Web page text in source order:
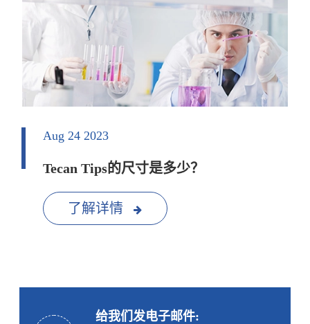
Aug 24 2023
Tecan Tips的尺寸是多少？
了解详情
给我们发电子邮件: